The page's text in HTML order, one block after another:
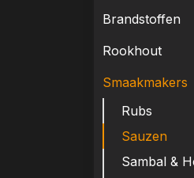
Brandstoffen
Rookhout
Smaakmakers
Rubs
Sauzen
Sambal &